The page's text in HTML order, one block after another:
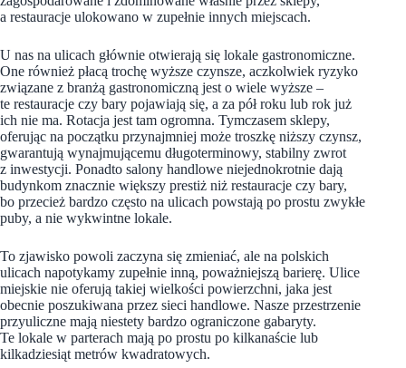
a restauracje ulokowano w zupełnie innych miejscach.
U nas na ulicach głównie otwierają się lokale gastronomiczne.
One również płacą trochę wyższe czynsze, aczkolwiek ryzyko
związane z branżą gastronomiczną jest o wiele wyższe –
te restauracje czy bary pojawiają się, a za pół roku lub rok już
ich nie ma. Rotacja jest tam ogromna. Tymczasem sklepy,
oferując na początku przynajmniej może troszkę niższy czynsz,
gwarantują wynajmującemu długoterminowy, stabilny zwrot
z inwestycji. Ponadto salony handlowe niejednokrotnie dają
budynkom znacznie większy prestiż niż restauracje czy bary,
bo przecież bardzo często na ulicach powstają po prostu zwykłe
puby, a nie wykwintne lokale.
To zjawisko powoli zaczyna się zmieniać, ale na polskich
ulicach napotykamy zupełnie inną, poważniejszą barierę. Ulice
miejskie nie oferują takiej wielkości powierzchni, jaka jest
obecnie poszukiwana przez sieci handlowe. Nasze przestrzenie
przyuliczne mają niestety bardzo ograniczone gabaryty.
Te lokale w parterach mają po prostu po kilkanaście lub
kilkadziesiąt metrów kwadratowych.